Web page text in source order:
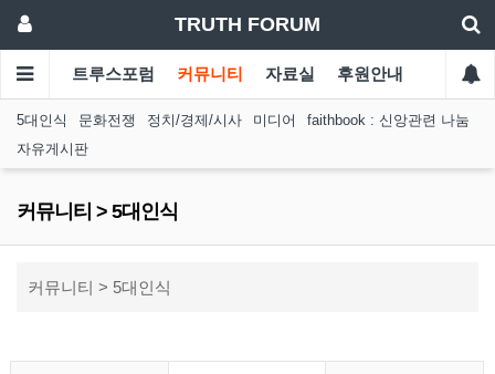
TRUTH FORUM
트루스포럼 커뮤니티 자료실 후원안내
5대인식 문화전쟁 정치/경제/시사 미디어
faithbook : 신앙관련 나눔
자유게시판
커뮤니티 > 5대인식
커뮤니티 > 5대인식